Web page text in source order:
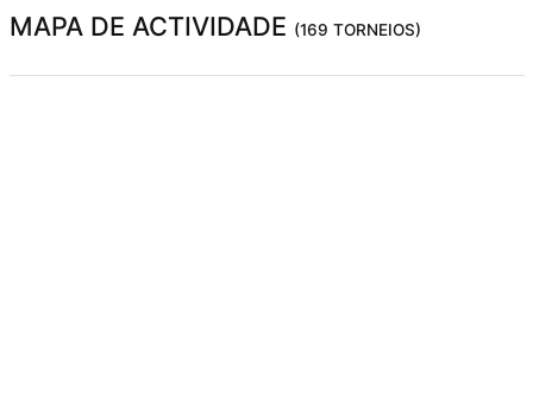
MAPA DE ACTIVIDADE (169 TORNEIOS)